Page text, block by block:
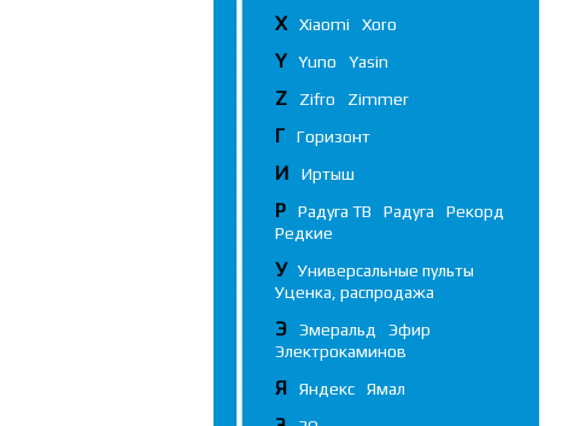
X Xiaomi Xoro
Y Yuno Yasin
Z Zifro Zimmer
Г Горизонт
И Иртыш
Р Радуга ТВ Радуга
Рекорд
Редкие
У
Универсальные пульты
Уценка, распродажа
Э Эмеральд
Эфир
Электрокаминов
Я Яндекс Ямал